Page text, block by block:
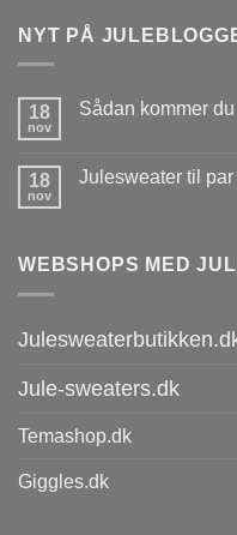
NYT PÅ
18
nov
Sådan kommer
18
nov
Julesweater til
WEBSHOPS MED
Jule-sweaters.dk
Temashop.dk
Giggles.dk